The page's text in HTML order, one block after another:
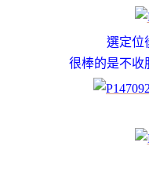
選定位
很棒的是不收